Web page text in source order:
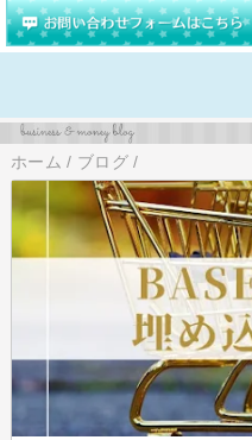
ホーム / ブログ /